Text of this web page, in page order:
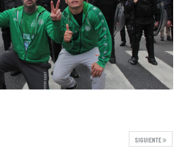
SIGUIENTE